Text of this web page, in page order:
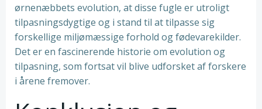
ørnenæbbets evolution, at disse fugle er utroligt
tilpasningsdygtige og i stand til at tilpasse sig
forskellige miljømæssige forhold og fødevarekilder.
Det er en fascinerende historie om evolution og
tilpasning, som fortsat vil blive udforsket af forskere
i årene fremover.